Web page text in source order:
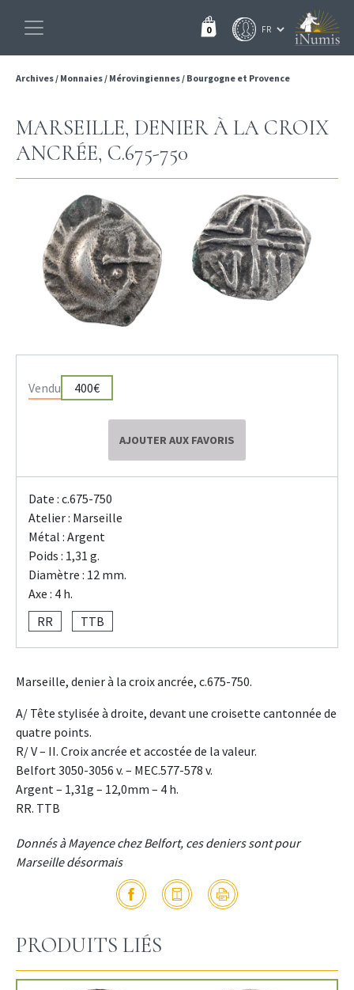
0
Archives/ Monnaies/ Mérovingiennes/ Bourgogne et Provence
MARSEILLE, DENIER À LA CROIX
ANCRÉE, C.675-750
Vendu 400€
AJOUTER AUX FAVORIS
Date : c.675-750
Atelier : Marseille
Métal : Argent
Poids : 1,31 g.
Diamètre : 12 mm.
Axe : 4 h.
RR
TTB
Marseille, denier à la croix ancrée, c.675-750.
A/ Tête stylisée à droite, devant une croisette cantonnée de
quatre points.
R/ V – II. Croix ancrée et accostée de la valeur.
Belfort 3050-3056 v. – MEC.577-578 v.
Argent – 1,31g – 12,0mm – 4 h.
RR. TTB
Donnés à Mayence chez Belfort, ces deniers sont pour
Marseille désormais
PRODUITS LIÉS